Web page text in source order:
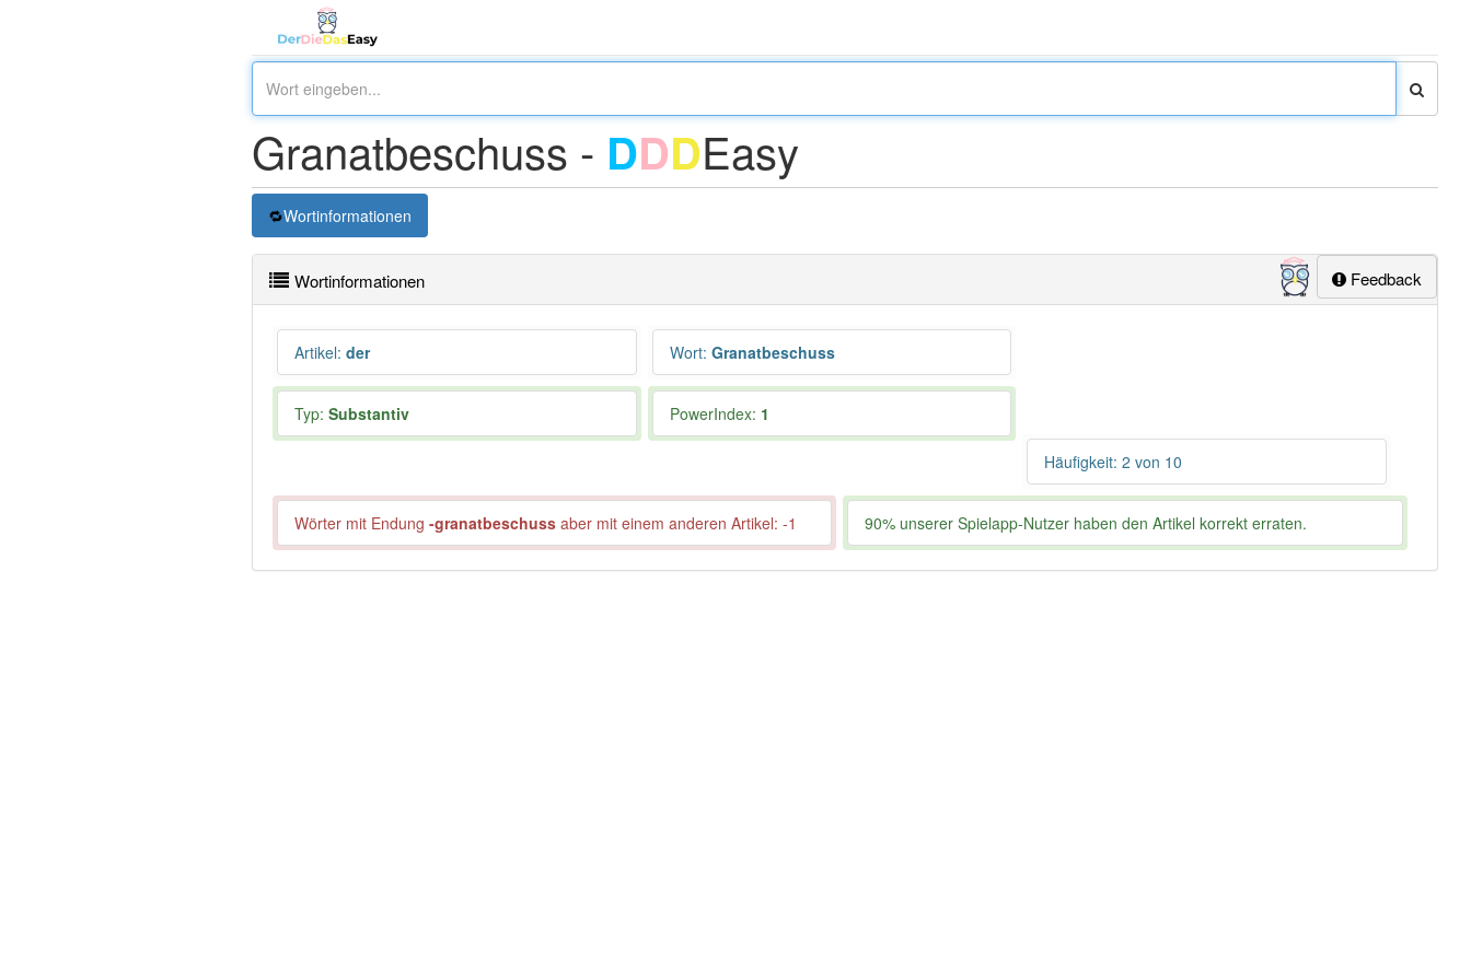
Granatbeschuss - DDDEasy
Wortinformationen
Feedback
Wortinformationen
Artikel: der Wort: Granatbeschuss
Typ: Substantiv PowerIndex: 1
Häufigkeit: 2 von 10
Wörter mit Endung -granatbeschuss aber mit einem anderen Artikel: -1 90% unserer Spielapp-Nutzer haben den Artikel korrekt erraten.